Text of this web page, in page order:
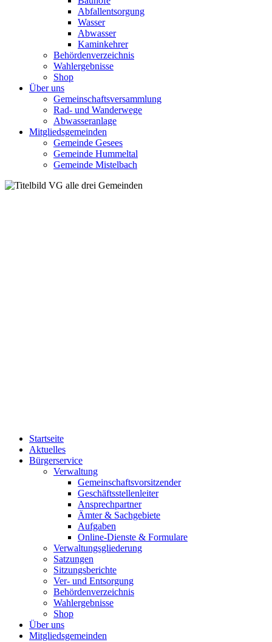
Abfallentsorgung
Wasser
Abwasser
Kaminkehrer
Behördenverzeichnis
Wahlergebnisse
Shop
Über uns
Gemeinschaftsversammlung
Rad- und Wanderwege
Abwasseranlage
Mitgliedsgemeinden
Gemeinde Gesees
Gemeinde Hummeltal
Gemeinde Mistelbach
Startseite
Aktuelles
Bürgerservice
Verwaltung
Gemeinschaftsvorsitzender
Geschäftsstellenleiter
Ansprechpartner
Ämter & Sachgebiete
Aufgaben
Online-Dienste & Formulare
Verwaltungsgliederung
Satzungen
Sitzungsberichte
Ver- und Entsorgung
Behördenverzeichnis
Wahlergebnisse
Shop
Über uns
Mitgliedsgemeinden